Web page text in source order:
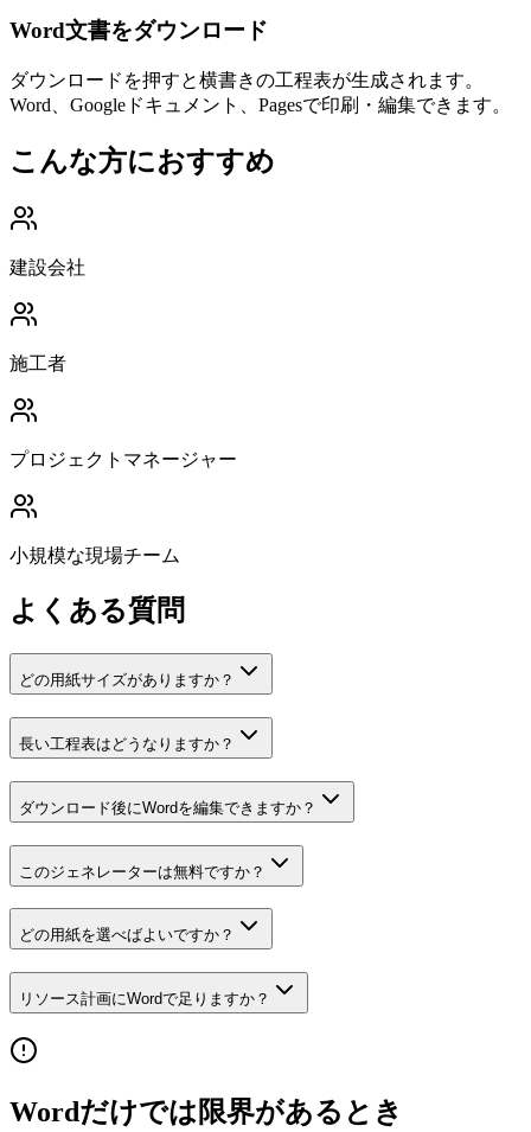
Word文書をダウンロード
ダウンロードを押すと横書きの工程表が生成されます。
Word、Googleドキュメント、Pagesで印刷・編集できます。
こんな方におすすめ
建設会社
施工者
プロジェクトマネージャー
小規模な現場チーム
よくある質問
どの用紙サイズがありますか？
長い工程表はどうなりますか？
ダウンロード後にWordを編集できますか？
このジェネレーターは無料ですか？
どの用紙を選べばよいですか？
リソース計画にWordで足りますか？
Wordだけでは限界があるとき